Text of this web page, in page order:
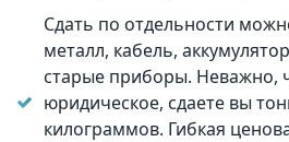
Сдать по отдельности
металл, кабель,
старые приборы. Неважно,
юридическое, сдаете вы
килограммов. Гибкая